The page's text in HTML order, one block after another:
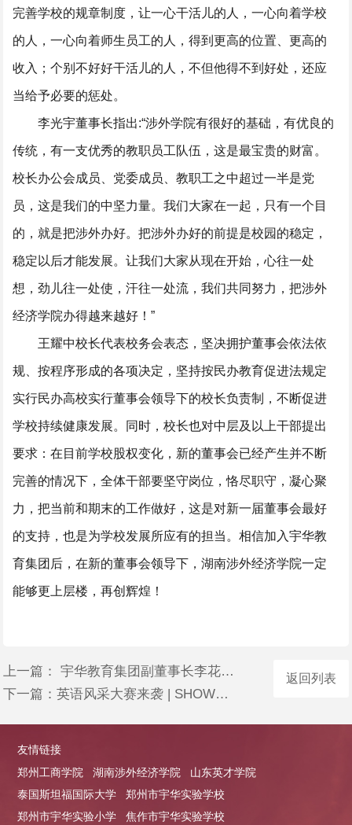
完善学校的规章制度，让一心干活儿的人，一心向着学校
的人，一心向着师生员工的人，得到更高的位置、更高的
收入；个别不好好干活儿的人，不但他得不到好处，还应
当给予必要的惩处。
李光宇董事长指出:“涉外学院有很好的基础，有优良的
传统，有一支优秀的教职员工队伍，这是最宝贵的财富。
校长办公会成员、党委成员、教职工之中超过一半是党
员，这是我们的中坚力量。我们大家在一起，只有一个目
的，就是把涉外办好。把涉外办好的前提是校园的稳定，
稳定以后才能发展。让我们大家从现在开始，心往一处
想，劲儿往一处使，汗往一处流，我们共同努力，把涉外
经济学院办得越来越好！”
王耀中校长代表校务会表态，坚决拥护董事会依法依
规、按程序形成的各项决定，坚持按民办教育促进法规定
实行民办高校实行董事会领导下的校长负责制，不断促进
学校持续健康发展。同时，校长也对中层及以上干部提出
要求：在目前学校股权变化，新的董事会已经产生并不断
完善的情况下，全体干部要坚守岗位，恪尽职守，凝心聚
力，把当前和期末的工作做好，这是对新一届董事会最好
的支持，也是为学校发展所应有的担当。相信加入宇华教
育集团后，在新的董事会领导下，湖南涉外经济学院一定
能够更上层楼，再创辉煌！
上一篇：
宇华教育集团副董事长李花当选河南省青联副主席
下一篇：英语风采大赛来袭 | SHOW出你的风采
返回列表
友情链接
郑州工商学院
湖南涉外经济学院
山东英才学院
泰国斯坦福国际大学
郑州市宇华实验学校
郑州市宇华实验小学
焦作市宇华实验学校